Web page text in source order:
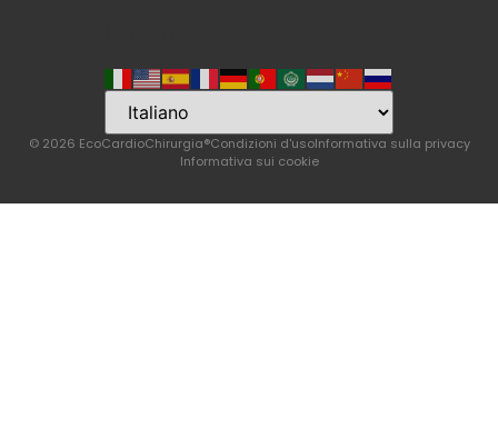
© 2026 EcoCardioChirurgia®Condizioni d'usoInformativa sulla privacy
Informativa sui cookie